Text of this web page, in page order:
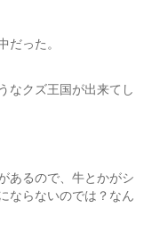
だった。
なクズ王国が出来てし
あるので、牛とかがシ
ならないのでは？なん